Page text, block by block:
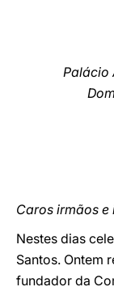
Palácio
Caros irmãos e
Nestes dias
Santos. Ontem
fundador da